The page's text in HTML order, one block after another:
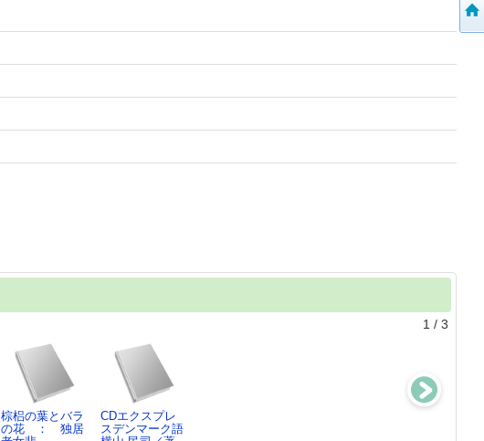
1 / 3
棕梠の葉とバラ
の花 ： 独居
CDエクスプレ
スデンマーク語